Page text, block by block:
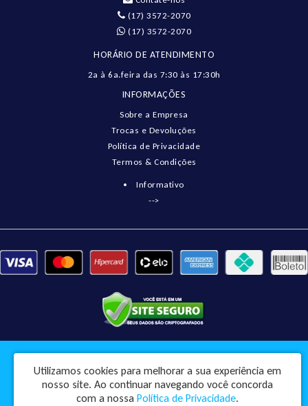
(17) 3572-2070
(17) 3572-2070
HORÁRIO DE ATENDIMENTO
2a à 6a.feira das 7:30 às 17:30h
INFORMAÇÕES
Sobre a Empresa
Trocas e Devoluções
Política de Privacidade
Termos & Condições
Informativo
-->
Pneumatix Soluções Industriais Ltda - CNPJ: 18.561.656/0001-49
Rua Engenheiro Balduino, 73 - Centro - Pindorama / SP - CEP: 15830-045
Pneumatix © 2026
Utilizamos cookies para melhorar a sua experiência em
nosso site. Ao continuar navegando você concorda
com a nossa Política de Privacidade.